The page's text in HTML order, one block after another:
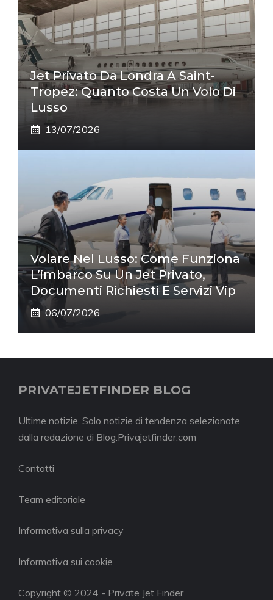
Jet Privato Da Londra A Saint-
Tropez: Quanto Costa Un Volo Di
Lusso
13/07/2026
Volare Nel Lusso: Come Funziona
L’imbarco Su Un Jet Privato,
Documenti Richiesti E Servizi Vip
06/07/2026
PRIVATEJETFINDER BLOG
Ultime notizie. Solo notizie di tendenza selezionate
dalla redazione di Blog.Privajetfinder.com
Contatti
Team editoriale
Informativa sulla privacy
Informativa sui cookie
Copyright © 2024 - Private Jet Finder